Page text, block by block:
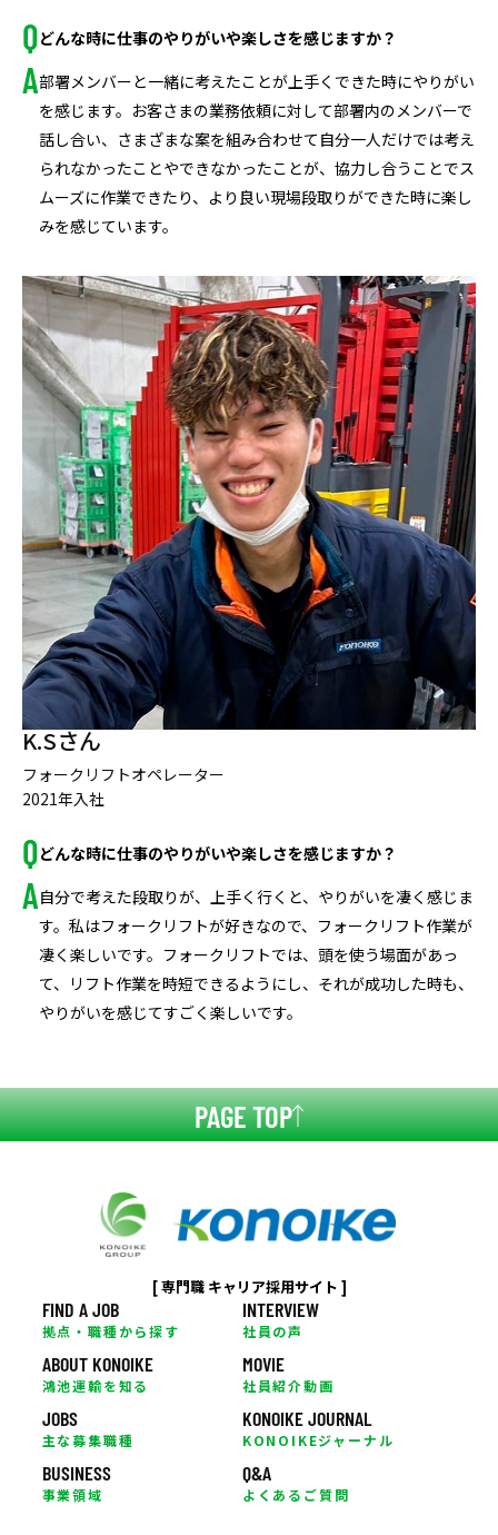
どんな時に仕事のやりがいや楽しさを感じますか？
部署メンバーと一緒に考えたことが上手くできた時にやりがい
を感じます。お客さまの業務依頼に対して部署内のメンバーで
話し合い、さまざまな案を組み合わせて自分一人だけでは考え
られなかったことやできなかったことが、協力し合うことでス
ムーズに作業できたり、より良い現場段取りができた時に楽し
みを感じています。
K.Sさん
フォークリフトオペレーター
2021年入社
どんな時に仕事のやりがいや楽しさを感じますか？
自分で考えた段取りが、上手く行くと、やりがいを凄く感じま
す。私はフォークリフトが好きなので、フォークリフト作業が
凄く楽しいです。フォークリフトでは、頭を使う場面があっ
て、リフト作業を時短できるようにし、それが成功した時も、
やりがいを感じてすごく楽しいです。
PAGE TOP
[ 専門職 キャリア採用サイト ]
FIND A JOB
拠点・職種から探す
ABOUT KONOIKE
鴻池運輸を知る
JOBS
主な募集職種
BUSINESS
事業領域
INTERVIEW
社員の声
MOVIE
社員紹介動画
KONOIKE JOURNAL
KONOIKEジャーナル
Q&A
よくあるご質問